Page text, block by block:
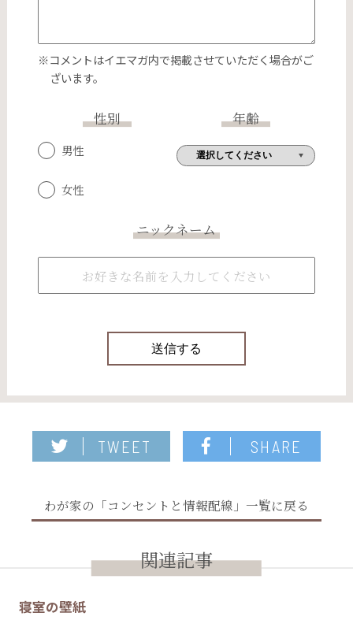
※コメントはイエマガ内で掲載させていただく場合がご
ざいます。
性別
男性
女性
年齢
ニックネーム
TWEET SHARE
わが家の「コンセントと情報配線」一覧に戻る
関連記事
寝室の壁紙